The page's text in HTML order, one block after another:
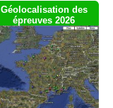
Géolocalisation des
épreuves 2026